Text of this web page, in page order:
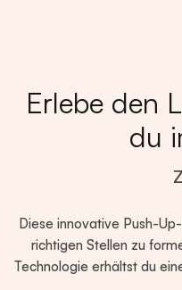
Erlebe den
du
Diese innovative Push-
richtigen Stellen zu
Technologie erhältst du